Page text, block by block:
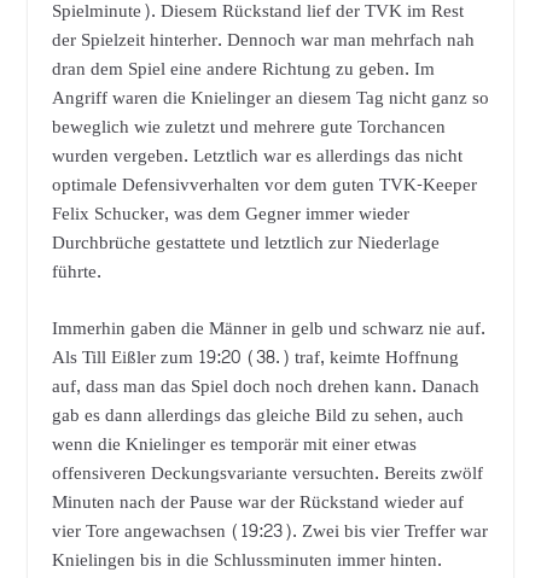
Spielminute). Diesem Rückstand lief der TVK im Rest
der Spielzeit hinterher. Dennoch war man mehrfach nah
dran dem Spiel eine andere Richtung zu geben. Im
Angriff waren die Knielinger an diesem Tag nicht ganz so
beweglich wie zuletzt und mehrere gute Torchancen
wurden vergeben. Letztlich war es allerdings das nicht
optimale Defensivverhalten vor dem guten TVK-Keeper
Felix Schucker, was dem Gegner immer wieder
Durchbrüche gestattete und letztlich zur Niederlage
führte.
Immerhin gaben die Männer in gelb und schwarz nie auf.
Als Till Eißler zum 19:20 (38.) traf, keimte Hoffnung
auf, dass man das Spiel doch noch drehen kann. Danach
gab es dann allerdings das gleiche Bild zu sehen, auch
wenn die Knielinger es temporär mit einer etwas
offensiveren Deckungsvariante versuchten. Bereits zwölf
Minuten nach der Pause war der Rückstand wieder auf
vier Tore angewachsen (19:23). Zwei bis vier Treffer war
Knielingen bis in die Schlussminuten immer hinten.